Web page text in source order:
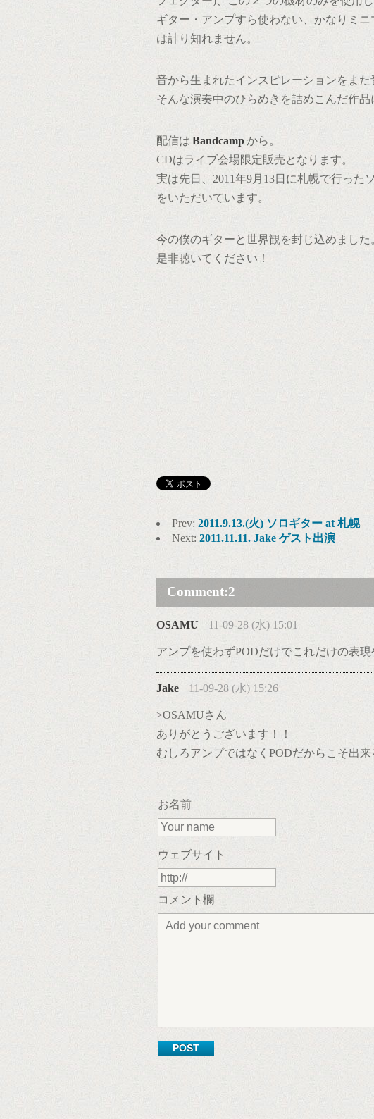
ギター・アンプすら使わない、かなりミ
は計り知れません。
音から生まれたインスピレーションをまた
そんな演奏中のひらめきを詰めこんだ作品
配信は Bandcampから。
CDはライブ会場限定販売となります。
実は先日、2011年9月13日に札幌で行っ
をいただいています。
今の僕のギターと世界観を封じ込めました
是非聴いてください！
Prev: 2011.9.13.(火) ソロギター at 札幌
Next: 2011.11.11. Jake ゲスト出演
Comment:2
OSAMU 11-09-28 (水) 15:01
アンプを使わずPODだけでこれだけの表
Jake 11-09-28 (水) 15:26
>OSAMUさん
ありがとうございます！！
むしろアンプではなくPODだからこそ出
お名前
ウェブサイト
コメント欄